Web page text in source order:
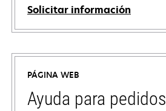
Solicitar información
PÁGINA WEB
Ayuda para pedidos